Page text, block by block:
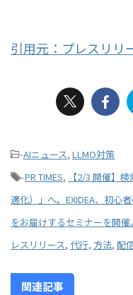
引用元：プレスリリ
-AIニュース, LLMO対策
-PR TIMES,
【2/3 開催】
適化）」へ。EXIDEA、初心
をお届けするセミナーを開催。
レスリリース, 代行, 方法, 配
関連記事